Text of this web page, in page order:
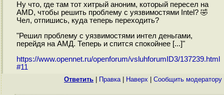
Ну что, где там тот хитрый аноним, который пересел на
AMD, чтобы решить проблему с уязвимостями Intel? 🤣
Чел, отпишись, куда теперь переходить?
"Решил проблему с уязвимостями интел деньгами,
перейдя на АМД. Теперь и спится спокойнее [...]"
https://www.opennet.ru/openforum/vsluhforumID3/137239.html
#11
Ответить Правка| Наверх Cообщить модератору